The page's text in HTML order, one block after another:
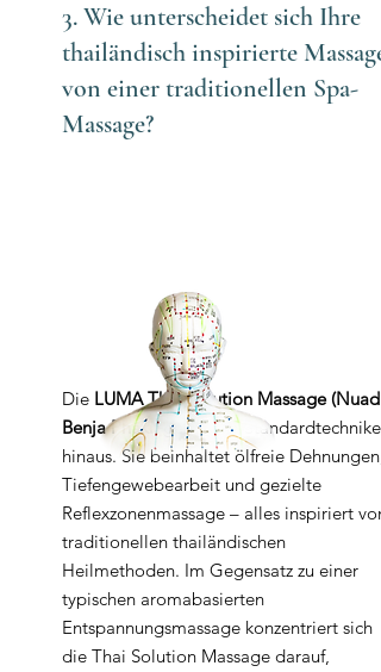
3. Wie unterscheidet sich Ihre
thailändisch inspirierte Massage
von einer traditionellen Spa-
Massage?
Die LUMA Thai Solution Massage (Nuad
Benja Phaki)geht über Standardtechniken
hinaus. Sie beinhaltet ölfreie Dehnungen,
Tiefengewebearbeit und gezielte
Reflexzonenmassage – alles inspiriert von
traditionellen thailändischen
Heilmethoden. Im Gegensatz zu einer
typischen aromabasierten
Entspannungsmassage konzentriert sich
die Thai Solution Massage darauf,